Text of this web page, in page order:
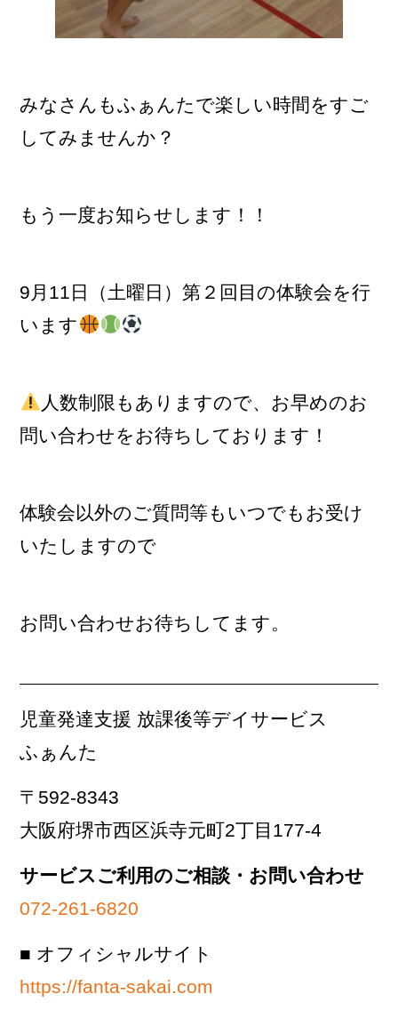
みなさんもふぁんたで楽しい時間をすご
してみませんか？
もう一度お知らせします！！
9月11日（土曜日）第２回目の体験会を行
います
人数制限もありますので、お早めのお
問い合わせをお待ちしております！
体験会以外のご質問等もいつでもお受け
いたしますので
お問い合わせお待ちしてます。
児童発達支援 放課後等デイサービス
ふぁんた
〒592-8343
大阪府堺市西区浜寺元町2丁目177-4
サービスご利用のご相談・お問い合わせ
072-261-6820
■ オフィシャルサイト
https://fanta-sakai.com